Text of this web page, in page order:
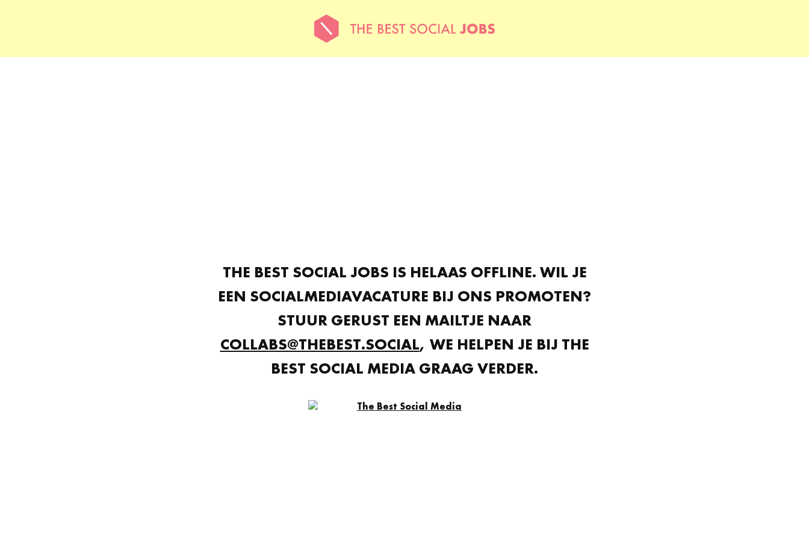
THE BEST SOCIAL JOBS IS HELAAS OFFLINE. WIL JE
EEN SOCIALMEDIAVACATURE BIJ ONS PROMOTEN?
STUUR GERUST EEN MAILTJE NAAR
COLLABS@THEBEST.SOCIAL, WE HELPEN JE BIJ THE
BEST SOCIAL MEDIA GRAAG VERDER.